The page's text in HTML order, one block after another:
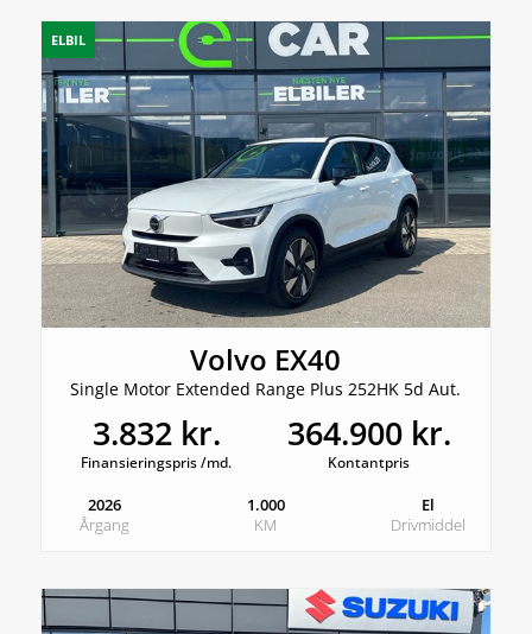
ELBIL
Volvo EX40
Single Motor Extended Range Plus 252HK 5d Aut.
3.832 kr.
Finansieringspris /md.
364.900 kr.
Kontantpris
2026
Årgang
1.000
KM
El
Drivmiddel